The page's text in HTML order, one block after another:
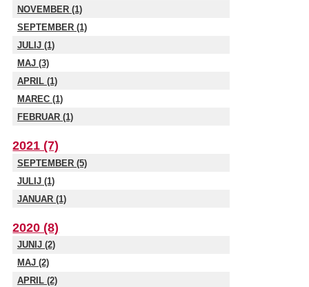
NOVEMBER (1)
SEPTEMBER (1)
JULIJ (1)
MAJ (3)
APRIL (1)
MAREC (1)
FEBRUAR (1)
2021 (7)
SEPTEMBER (5)
JULIJ (1)
JANUAR (1)
2020 (8)
JUNIJ (2)
MAJ (2)
APRIL (2)